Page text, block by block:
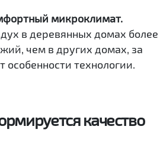
микроклимат.
в деревянных домах более
чем в других домах, за
особенности технологии.
качество